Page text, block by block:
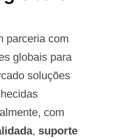
parceria com
globais para
soluções
com
, suporte